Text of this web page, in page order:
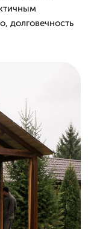
долговечность